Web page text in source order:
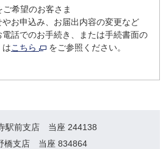
希望のお客さま
お申込み、お届出内容の変更など
話でのお手続き、または手続書面の
はこちら をご参照ください。
駅前支店 当座 244138
橋支店 当座 834864